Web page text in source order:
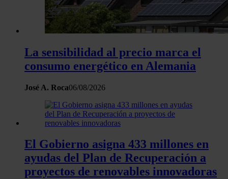
La sensibilidad al precio marca el
consumo energético en Alemania
José A. Roca06/08/2026
El Gobierno asigna 433 millones en
ayudas del Plan de Recuperación a
proyectos de renovables innovadoras